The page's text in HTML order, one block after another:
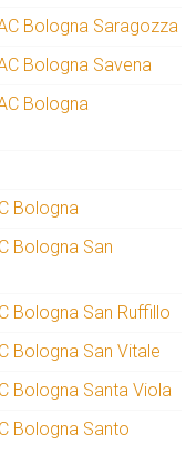
Bologna Saragozza
Bologna Savena
Bologna
Bologna
Bologna San
Bologna San Ruffillo
Bologna San Vitale
Bologna Santa Viola
Bologna Santo